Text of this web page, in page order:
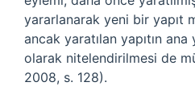
yararlanarak yeni bir yapıt
ancak yaratılan yapıtın ana
olarak nitelendirilmesi de
2008, s. 128).